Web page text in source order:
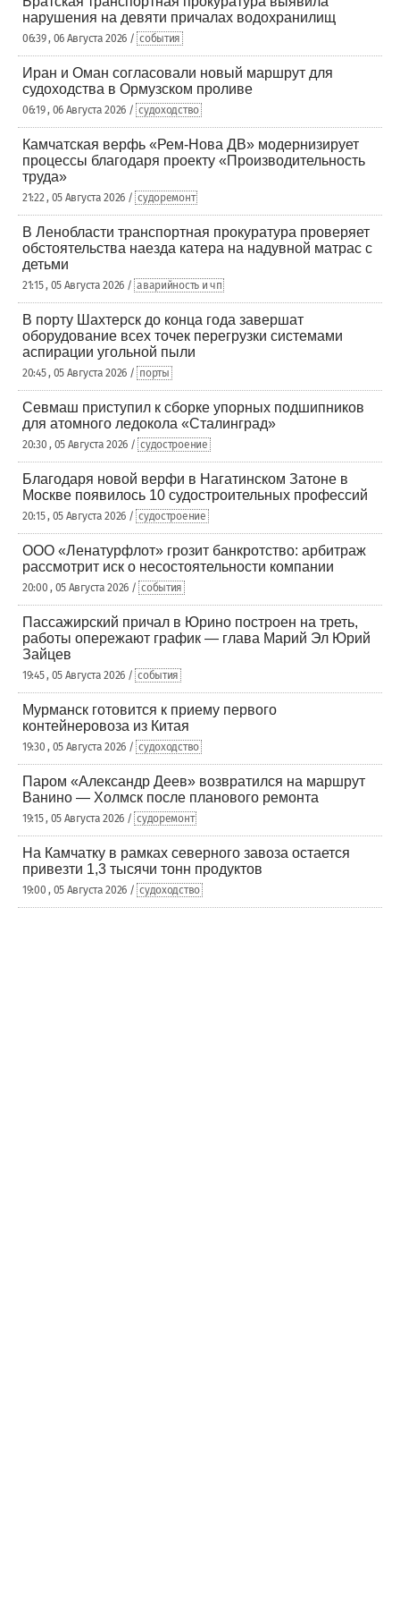
нарушения на девяти причалах водохранилищ
06:39 , 06 Августа 2026 / события
Иран и Оман согласовали новый маршрут для
судоходства в Ормузском проливе
06:19 , 06 Августа 2026 / судоходство
Камчатская верфь «Рем-Нова ДВ» модернизирует
процессы благодаря проекту «Производительность
труда»
21:22 , 05 Августа 2026 / судоремонт
В Ленобласти транспортная прокуратура проверяет
обстоятельства наезда катера на надувной матрас с
детьми
21:15 , 05 Августа 2026 / аварийность и чп
В порту Шахтерск до конца года завершат
оборудование всех точек перегрузки системами
аспирации угольной пыли
20:45 , 05 Августа 2026 / порты
Севмаш приступил к сборке упорных подшипников
для атомного ледокола «Сталинград»
20:30 , 05 Августа 2026 / судостроение
Благодаря новой верфи в Нагатинском Затоне в
Москве появилось 10 судостроительных профессий
20:15 , 05 Августа 2026 / судостроение
ООО «Ленатурфлот» грозит банкротство: арбитраж
рассмотрит иск о несостоятельности компании
20:00 , 05 Августа 2026 / события
Пассажирский причал в Юрино построен на треть,
работы опережают график — глава Марий Эл Юрий
Зайцев
19:45 , 05 Августа 2026 / события
Мурманск готовится к приему первого
контейнеровоза из Китая
19:30 , 05 Августа 2026 / судоходство
Паром «Александр Деев» возвратился на маршрут
Ванино — Холмск после планового ремонта
19:15 , 05 Августа 2026 / судоремонт
На Камчатку в рамках северного завоза остается
привезти 1,3 тысячи тонн продуктов
19:00 , 05 Августа 2026 / судоходство